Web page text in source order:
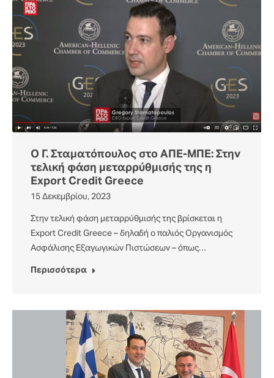
Ο Γ. Σταματόπουλος στο ΑΠΕ-ΜΠΕ: Στην
τελική φάση μεταρρύθμισής της η
Export Credit Greece
15 Δεκεμβρίου, 2023
Στην τελική φάση μεταρρύθμισής της βρίσκεται η
Export Credit Greece – δηλαδή ο παλιός Οργανισμός
Ασφάλισης Εξαγωγικών Πιστώσεων – όπως…
Περισσότερα